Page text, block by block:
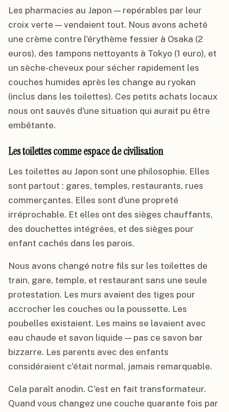
Les pharmacies au Japon — repérables par leur
croix verte — vendaient tout. Nous avons acheté
une crème contre l'érythème fessier à Osaka (2
euros), des tampons nettoyants à Tokyo (1 euro), et
un sèche-cheveux pour sécher rapidement les
couches humides après les change au ryokan
(inclus dans les toilettes). Ces petits achats locaux
nous ont sauvés d'une situation qui aurait pu être
embêtante.
Les toilettes comme espace de civilisation
Les toilettes au Japon sont une philosophie. Elles
sont partout : gares, temples, restaurants, rues
commerçantes. Elles sont d'une propreté
irréprochable. Et elles ont des sièges chauffants,
des douchettes intégrées, et des sièges pour
enfant cachés dans les parois.
Nous avons changé notre fils sur les toilettes de
train, gare, temple, et restaurant sans une seule
protestation. Les murs avaient des tiges pour
accrocher les couches ou la poussette. Les
poubelles existaient. Les mains se lavaient avec
eau chaude et savon liquide — pas ce savon bar
bizzarre. Les parents avec des enfants
considéraient c'était normal, jamais remarquable.
Cela paraît anodin. C'est en fait transformateur.
Quand vous changez une couche quarante fois par